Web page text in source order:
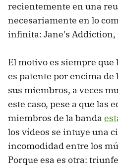
recientemente en una
necesariamente en lo
infinita: Jane's Addiction,
El motivo es siempre
es patente por encima
sus miembros, a veces
este caso, pese a que las
miembros de la banda
los vídeos se intuye una
incomodidad entre los
Porque esa es otra: